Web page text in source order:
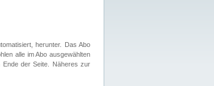
herunter. Das Abo
alle im Abo ausgewählten
Ende der Seite. Näheres zur